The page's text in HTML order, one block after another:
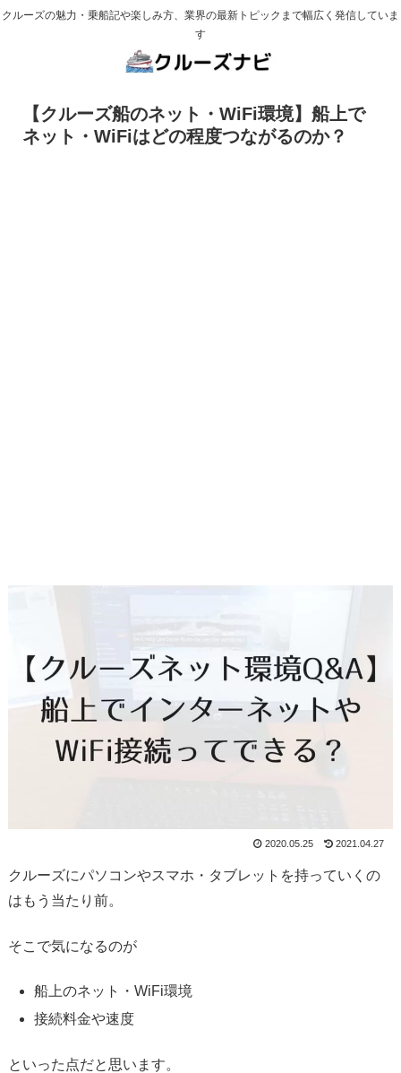
クルーズの魅力・乗船記や楽しみ方、業界の最新トピックまで幅広く発信していま
す
【クルーズ船のネット・WiFi環境】船上で
ネット・WiFiはどの程度つながるのか？
2020.05.25 2021.04.27
クルーズにパソコンやスマホ・タブレットを持っていくの
はもう当たり前。
そこで気になるのが
船上のネット・WiFi環境
接続料金や速度
といった点だと思います。